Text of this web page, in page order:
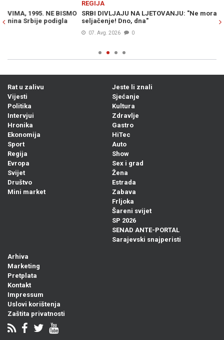
SRBI DIVLJAJU NA LJETOVANJU: "Ne moramo slušati vaše
seljačenje! Dno, dna"
Rat u zalivu
Vijesti
Politika
Intervjui
Hronika
Ekonomija
Sport
Regija
Evropa
Svijet
Društvo
Mini market
Jeste li znali
Sjećanje
Kultura
Zdravlje
Gastro
HiTec
Auto
Show
Sex i grad
Žena
Estrada
Zabava
Frljoka
Šareni svijet
SP 2026
SENAD ANTE-PORTAL
Sarajevski snajperisti
Arhiva
Marketing
Pretplata
Kontakt
Impressum
Uslovi korištenja
Zaštita privatnosti